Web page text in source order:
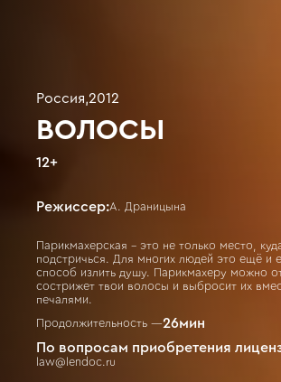
Россия,2012
ВОЛОСЫ
12+
Режиссер:А. Драницына
Парикмахерская - это не только место,
подстричься. Для многих людей это ещё и
способ излить душу. Парикмахеру можно
сострижет твои волосы и выбросит их
печалями.
Продолжительность —26мин
По вопросам приобретения
law@lendoc.ru